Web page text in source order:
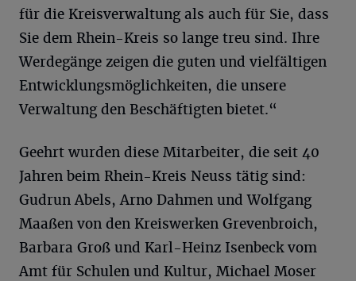
für die Kreisverwaltung als auch für Sie, dass
Sie dem Rhein-Kreis so lange treu sind. Ihre
Werdegänge zeigen die guten und vielfältigen
Entwicklungsmöglichkeiten, die unsere
Verwaltung den Beschäftigten bietet.“
Geehrt wurden diese Mitarbeiter, die seit 40
Jahren beim Rhein-Kreis Neuss tätig sind:
Gudrun Abels, Arno Dahmen und Wolfgang
Maaßen von den Kreiswerken Grevenbroich,
Barbara Groß und Karl-Heinz Isenbeck vom
Amt für Schulen und Kultur, Michael Moser